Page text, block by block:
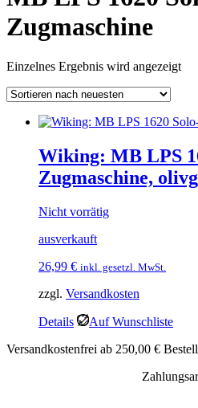
Zugmaschine
Einzelnes Ergebnis wird angezeigt
Wiking: MB LPS
Zugmaschine,
Nicht vorrätig
ausverkauft
26,99 € inkl. gesetzl. MwSt.
zzgl. Versandkosten
Details
Auf Wunschliste
Versandkostenfrei ab 250,00 €